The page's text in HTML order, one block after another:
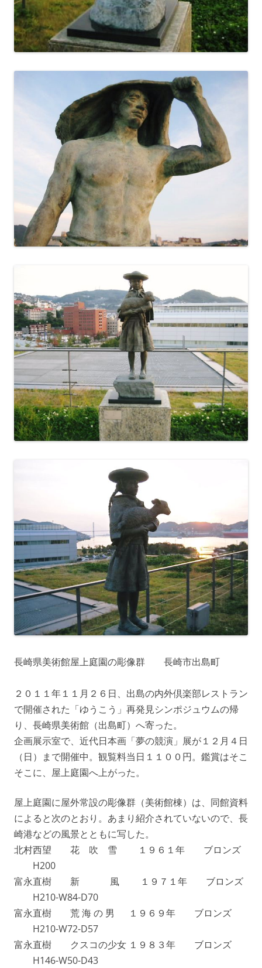
長崎県美術館屋上庭園の彫像群 長崎市出島町
２０１１年１１月２６日、出島の内外倶楽部レストラン
で開催された「ゆうこう」再発見シンポジュウムの帰
り、長崎県美術館（出島町）へ寄った。
企画展示室で、近代日本画「夢の競演」展が１２月４日
（日）まで開催中。観覧料当日１１００円。鑑賞はそこ
そこに、屋上庭園へ上がった。
屋上庭園に屋外常設の彫像群（美術館棟）は、同館資料
によると次のとおり。あまり紹介されていないので、長
崎港などの風景とともに写した。
北村西望 花 吹 雪 １９６１年 ブロンズ
H200
富永直樹 新 風 １９７１年 ブロンズ
H210-W84-D70
富永直樹 荒 海 の 男 １９６９年 ブロンズ
H210-W72-D57
富永直樹 クスコの少女 １９８３年 ブロンズ
H146-W50-D43